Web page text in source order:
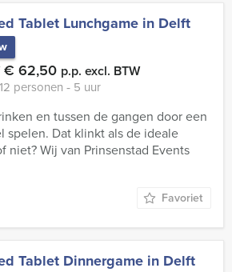
Tablet Lunchgame in Delft
€ 62,50 p.p. excl. BTW
personen ‐ 5 uur
en tussen de gangen door een
spelen. Dat klinkt als de ideale
niet? Wij van Prinsenstad Events
Favoriet
Tablet Dinnergame in Delft